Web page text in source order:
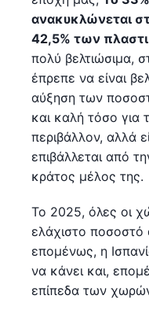
ανακυκλώνεται
42,5% των
πολύ βελτιώσιμα,
έπρεπε να είναι
αύξηση των
και καλή τόσο για
περιβάλλον, αλλά
επιβάλλεται από
κράτος μέλος της.
Το 2025, όλες οι
ελάχιστο
επομένως, η
να κάνει και,
επίπεδα των